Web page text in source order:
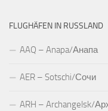
FLUGHÄFEN IN RUSSLAND
AAQ – Anapa/Анапа
AER – Sotschi/Сочи
ARH – Archangelsk/